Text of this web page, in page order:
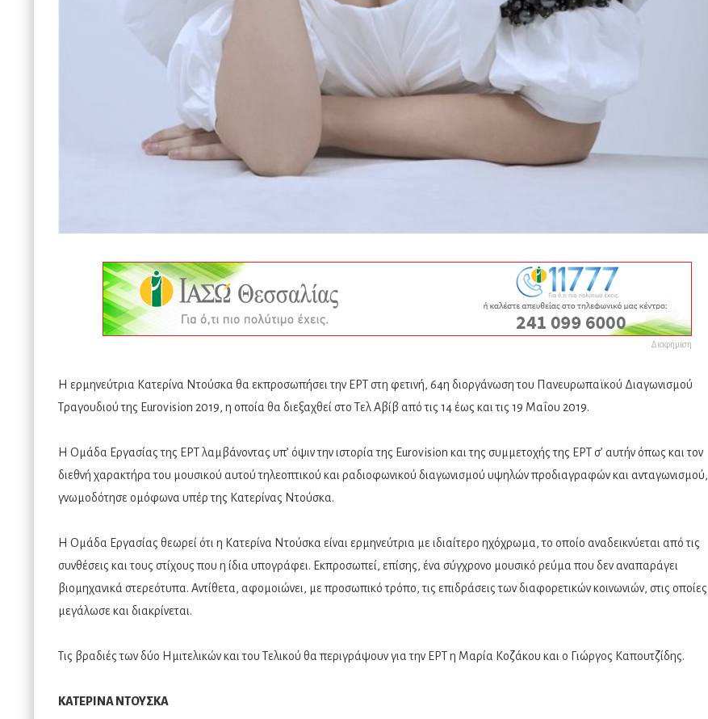
Διαφήμιση
Η ερμηνεύτρια Κατερίνα Ντούσκα θα εκπροσωπήσει την ΕΡΤ στη φετινή, 64η διοργάνωση του Πανευρωπαϊκού Διαγωνισμού
Τραγουδιού της Eurovision 2019, η οποία θα διεξαχθεί στο Τελ Αβίβ από τις 14 έως και τις 19 Μαΐου 2019.
Η Ομάδα Εργασίας της ΕΡΤ λαμβάνοντας υπ’ όψιν την ιστορία της Eurovision και της συμμετοχής της ΕΡΤ σ’ αυτήν όπως και τον
διεθνή χαρακτήρα του μουσικού αυτού τηλεοπτικού και ραδιοφωνικού διαγωνισμού υψηλών προδιαγραφών και ανταγωνισμού,
γνωμοδότησε ομόφωνα υπέρ της Κατερίνας Ντούσκα.
Η Ομάδα Εργασίας θεωρεί ότι η Κατερίνα Ντούσκα είναι ερμηνεύτρια με ιδιαίτερο ηχόχρωμα, το οποίο αναδεικνύεται από τις
συνθέσεις και τους στίχους που η ίδια υπογράφει. Εκπροσωπεί, επίσης, ένα σύγχρονο μουσικό ρεύμα που δεν αναπαράγει
βιομηχανικά στερεότυπα. Αντίθετα, αφομοιώνει, με προσωπικό τρόπο, τις επιδράσεις των διαφορετικών κοινωνιών, στις οποίες
μεγάλωσε και διακρίνεται.
Τις βραδιές των δύο Ημιτελικών και του Τελικού θα περιγράψουν για την ΕΡΤ η Μαρία Κοζάκου και ο Γιώργος Καπουτζίδης.
ΚΑΤΕΡΙΝΑ ΝΤΟΥΣΚΑ